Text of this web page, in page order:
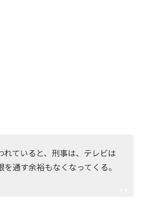
れていると、刑事は、テレビは
通す余裕もなくなってくる。